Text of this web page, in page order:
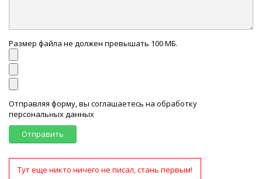
Размер файла не должен превышать 100 МБ.
Отправляя форму, вы соглашаетесь на обработку
персональных данных
Отправить
Тут еще никто ничего не писал, стань первым!